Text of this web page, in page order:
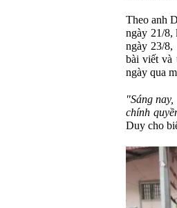
Theo anh
ngày 21/8,
ngày 23/
bài viết và
ngày qua
"Sáng
chính
Duy cho